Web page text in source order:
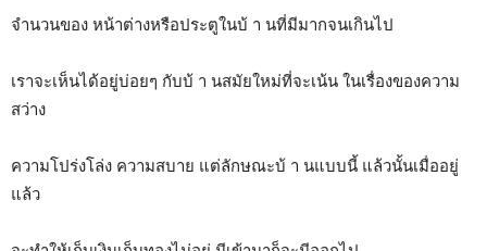
จำนวนของ หน้าต่างหรือประตูในบ้ า นที่มีมากจนเกินไป
เราจะเห็นได้อยู่บ่อยๆ กับบ้ า นสมัยใหม่ที่จะเน้น ในเรื่องของความ
สว่าง
ความโปร่งโล่ง ความสบาย แต่ลักษณะบ้ า นแบบนี้ แล้วนั้นเมื่ออยู่
แล้ว